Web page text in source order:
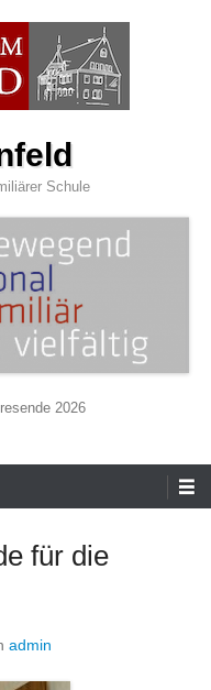
Schule
2026
für die
admin